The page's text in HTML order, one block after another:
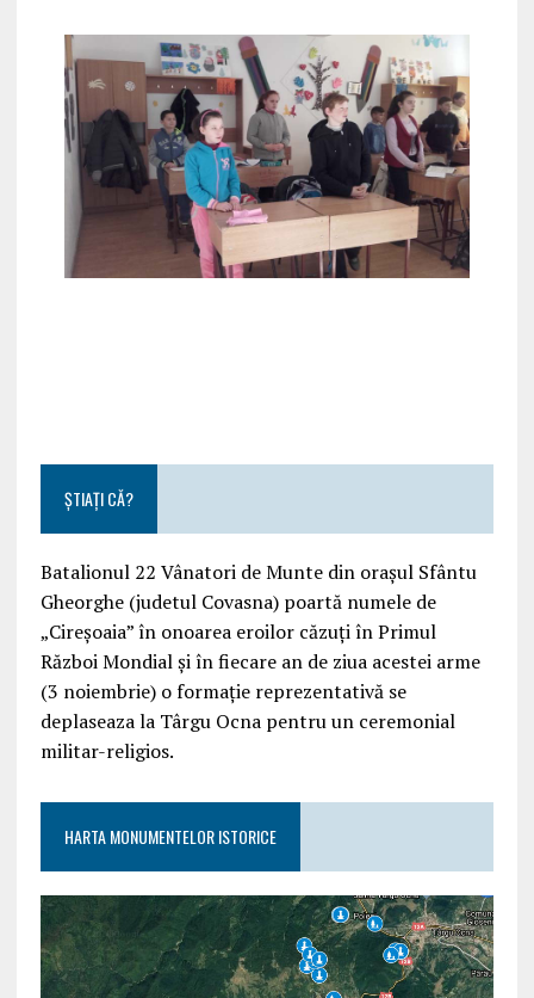
ȘTIAȚI CĂ?
Batalionul 22 Vânatori de Munte din orașul Sfântu
Gheorghe (judetul Covasna) poartă numele de
„Cireșoaia” în onoarea eroilor căzuți în Primul
Război Mondial și în fiecare an de ziua acestei arme
(3 noiembrie) o formație reprezentativă se
deplaseaza la Târgu Ocna pentru un ceremonial
militar-religios.
HARTA MONUMENTELOR ISTORICE